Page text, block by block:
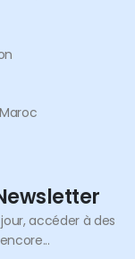
accéder à des